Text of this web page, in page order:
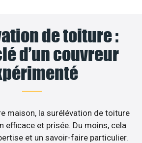
de toiture :
d’un couvreur
maison, la surélévation de toiture
efficace et prisée. Du moins, cela
et un savoir-faire particulier.